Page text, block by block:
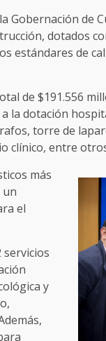
de
dotados
estándares de
de $191.556
la dotación
torre de
clínico, entre
más
un
el
servicios
y